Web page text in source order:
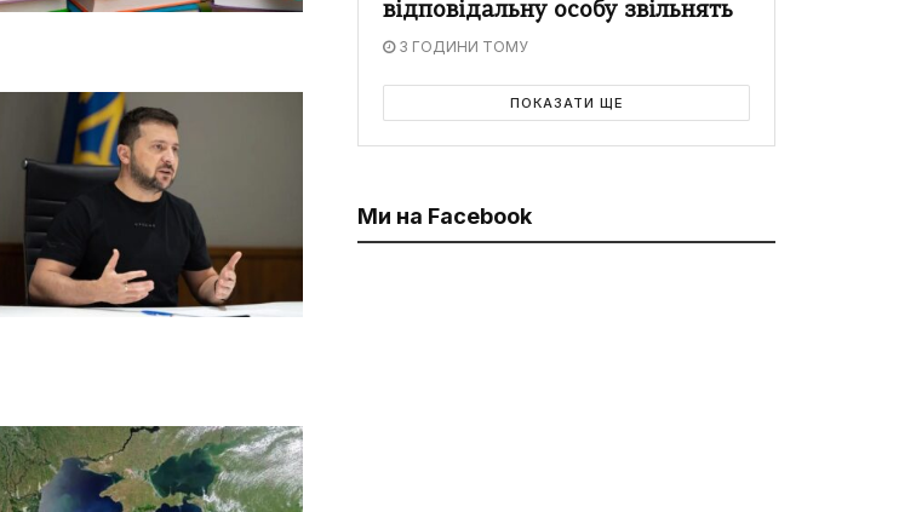
відповідальну особу звільнять
3 ГОДИНИ ТОМУ
ПОКАЗАТИ ЩЕ
Ми на Facebook